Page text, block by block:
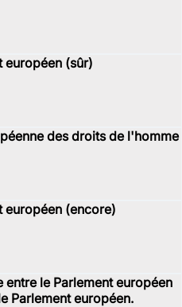
européen (sûr)
des droits de l'homme
européen (encore)
entre le Parlement européen
Parlement européen.